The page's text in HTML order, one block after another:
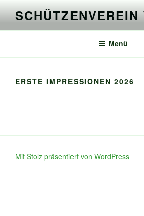
Inhalt
springen
SCHÜTZENVEREIN
Menü
ERSTE IMPRESSIONEN 2026
Mit Stolz präsentiert von WordPress